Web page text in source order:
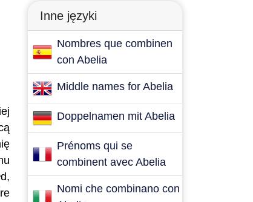
Inne języki
Nombres que combinen
con Abelia
Middle names for Abelia
Doppelnamen mit Abelia
Prénoms qui se
combinent avec Abelia
Nomi che combinano con